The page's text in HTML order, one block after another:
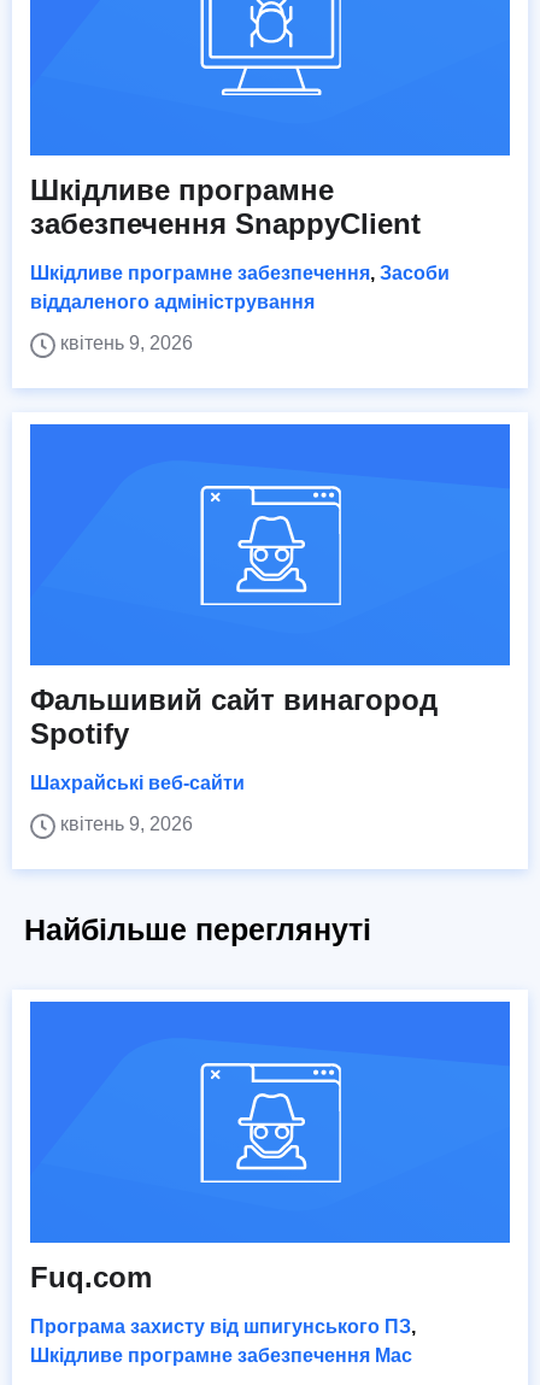
Шкідливе програмне
забезпечення SnappyClient
Шкідливе програмне забезпечення, Засоби
віддаленого адміністрування
квітень 9, 2026
Фальшивий сайт винагород
Spotify
Шахрайські веб-сайти
квітень 9, 2026
Найбільше переглянуті
Fuq.com
Програма захисту від шпигунського ПЗ,
Шкідливе програмне забезпечення Mac